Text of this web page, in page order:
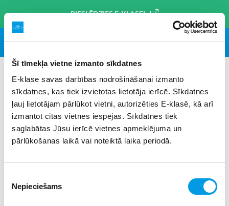
Šī tīmekļa vietne izmanto sīkdatnes
E-klase savas darbības nodrošināšanai izmanto
sīkdatnes, kas tiek izvietotas lietotāja ierīcē. Sīkdatnes
ļauj lietotājam pārlūkot vietni, autorizēties E-klasē, kā arī
izmantot citas vietnes iespējas. Sīkdatnes tiek
saglabātas Jūsu ierīcē vietnes apmeklējuma un
pārlūkošanas laikā vai noteiktā laika periodā.
izvēle
Nepieciešams
PIESLĒDZIES E-KLASEI
#interešu izglītība